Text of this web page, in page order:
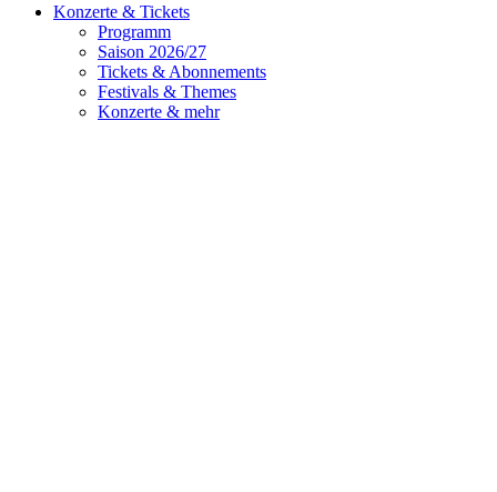
Konzerte & Tickets
Programm
Saison 2026/27
Tickets & Abonnements
Festivals & Themes
Konzerte & mehr